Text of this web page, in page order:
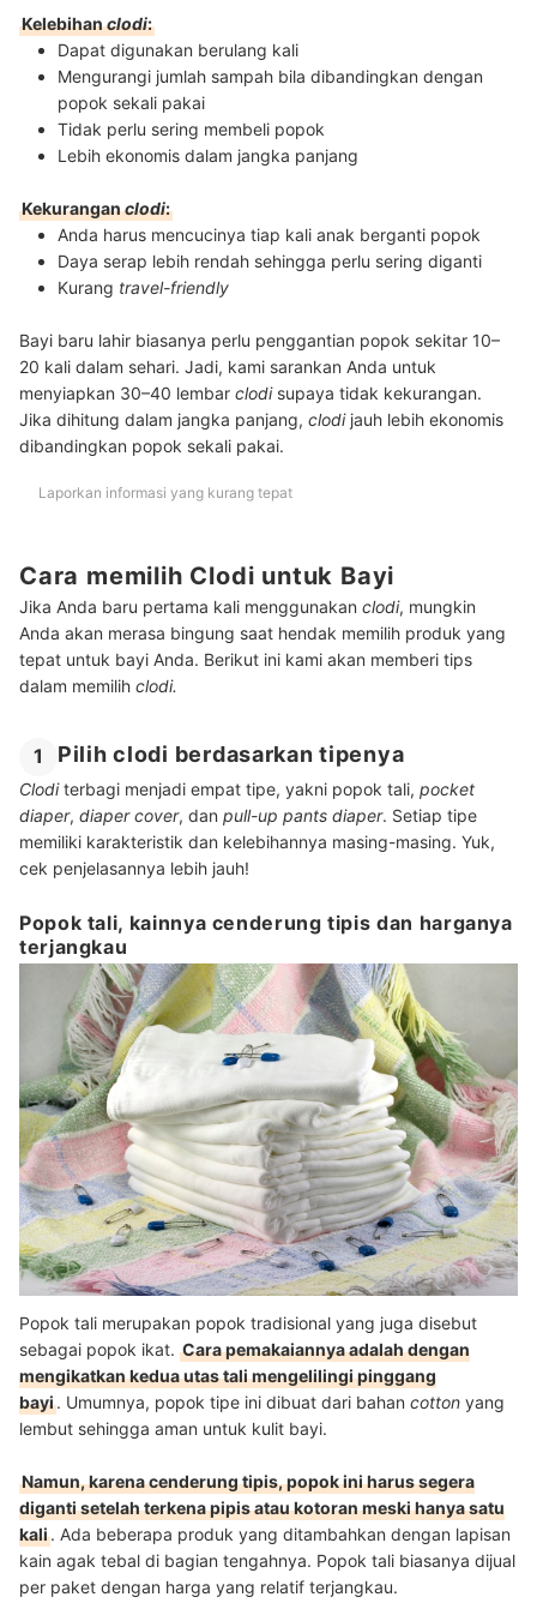
Kelebihanclodi:
Dapat digunakan berulang kali
Mengurangi jumlah sampah bila dibandingkan dengan
popok sekali pakai
Tidak perlu sering membeli popok
Lebih ekonomis dalam jangka panjang
Kekuranganclodi:
Anda harus mencucinya tiap kali anak berganti popok
Daya serap lebih rendah sehingga perlu sering diganti
Kurang travel-friendly
Bayi baru lahir biasanya perlu penggantian popok sekitar 10–
20 kali dalam sehari. Jadi, kami sarankan Anda untuk
menyiapkan 30–40 lembar clodisupaya tidak kekurangan.
Jika dihitung dalam jangka panjang, clodijauh lebih ekonomis
dibandingkan popok sekali pakai.
Laporkan informasi yang kurang tepat
Cara memilih Clodi untuk Bayi
Jika Anda baru pertama kali menggunakan clodi, mungkin
Anda akan merasa bingung saat hendak memilih produk yang
tepat untuk bayi Anda. Berikut ini kami akan memberi tips
dalam memilih clodi.
1 Pilih clodi berdasarkan tipenya
Cloditerbagi menjadi empat tipe, yakni popok tali, pocket
diaper, diaper cover, dan pull-up pants diaper. Setiap tipe
memiliki karakteristik dan kelebihannya masing-masing. Yuk,
cek penjelasannya lebih jauh!
Popok tali, kainnya cenderung tipis dan harganya
terjangkau
Popok tali merupakan popok tradisional yang juga disebut
sebagai popok ikat. Cara pemakaiannya adalah dengan
mengikatkan kedua utas tali mengelilingi pinggang
bayi. Umumnya, popok tipe ini dibuat dari bahan cotton yang
lembut sehingga aman untuk kulit bayi.
Namun, karena cenderung tipis, popok ini harus segera
diganti setelah terkena pipis atau kotoran meski hanya satu
kali. Ada beberapa produk yang ditambahkan dengan lapisan
kain agak tebal di bagian tengahnya. Popok tali biasanya dijual
per paket dengan harga yang relatif terjangkau.